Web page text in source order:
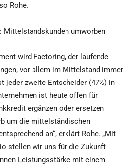
Rohe.
Mittelstandskunden umworben
wird Factoring, der laufende
vor allem im Mittelstand immer
jeder zweite Entscheider (47%) in
ist heute offen für
ergänzen oder ersetzen
um die mittelständischen
an“, erklärt Rohe. „Mit
stellen wir uns für die Zukunft
Leistungsstärke mit einem